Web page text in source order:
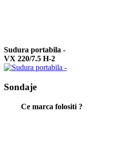
Sudura portabila -
VX 220/7.5 H-2
VX 180/4 DE
Sondaje
Ce marca folositi ?